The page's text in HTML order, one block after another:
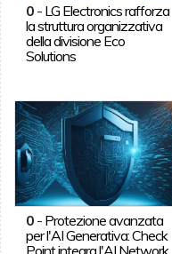
0- LG Electronics rafforza
la struttura organizzativa
della divisione Eco
Solutions
0- Protezione avanzata
per l'AI Generativa: Check
Point integra l'AI Network